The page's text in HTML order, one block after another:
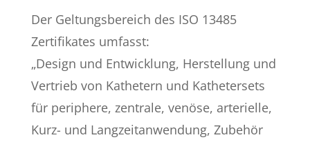
Der Geltungsbereich des ISO 13485
Zertifikates umfasst:
„Design und Entwicklung, Herstellung und
Vertrieb von Kathetern und Kathetersets
für periphere, zentrale, venöse, arterielle,
Kurz- und Langzeitanwendung, Zubehör